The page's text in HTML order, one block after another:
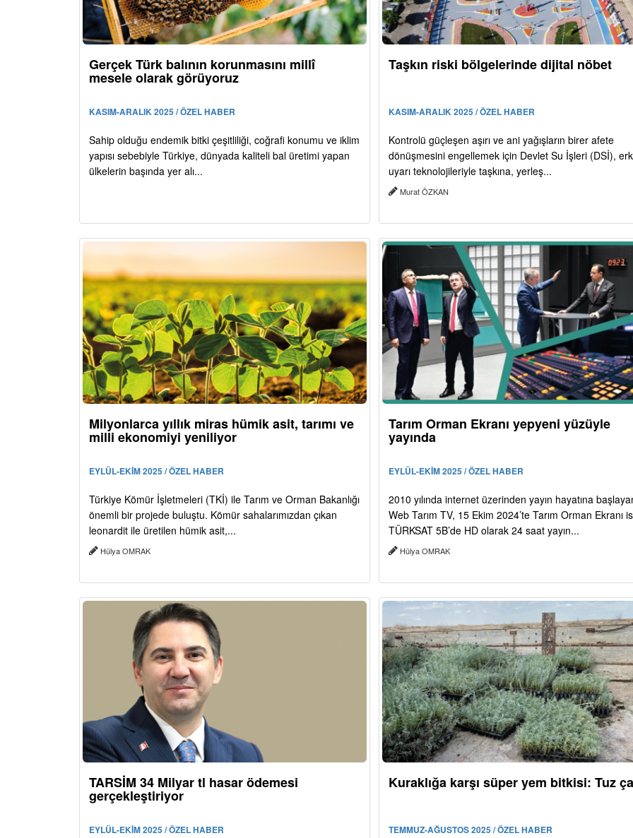
Gerçek Türk balının korunmasını millî
mesele olarak görüyoruz
KASIM-ARALIK 2025 / ÖZEL HABER
Sahip olduğu endemik bitki çeşitliliği, coğrafi konumu ve iklim
yapısı sebebiyle Türkiye, dünyada kaliteli bal üretimi yapan
ülkelerin başında yer alı...
Taşkın riski bölgelerinde dijital nöbet
KASIM-ARALIK 2025 / ÖZEL HABER
Kontrolü güçleşen aşırı ve ani yağışların birer afete
dönüşmesini engellemek için Devlet Su İşleri (DSİ),
uyarı teknolojileriyle taşkına, yerleş...
Murat ÖZKAN
Milyonlarca yıllık miras hümik asit, tarımı ve
milli ekonomiyi yeniliyor
EYLÜL-EKİM 2025 / ÖZEL HABER
Türkiye Kömür İşletmeleri (TKİ) ile Tarım ve Orman Bakanlığı
önemli bir projede buluştu. Kömür sahalarımızdan çıkan
leonardit ile üretilen hümik asit,...
Hülya OMRAK
Tarım Orman Ekranı yepyeni yüzüyle
yayında
EYLÜL-EKİM 2025 / ÖZEL HABER
2010 yılında internet üzerinden yayın hayatına
Web Tarım TV, 15 Ekim 2024’te Tarım Orman Ekranı
TÜRKSAT 5B’de HD olarak 24 saat yayın...
Hülya OMRAK
TARSİM 34 Milyar tl hasar ödemesi
gerçekleştiriyor
EYLÜL-EKİM 2025 / ÖZEL HABER
Kuraklığa karşı süper yem bitkisi: Tuz
TEMMUZ-AĞUSTOS 2025 / ÖZEL HABER